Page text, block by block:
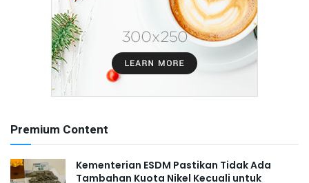
Premium Content
Kementerian ESDM Pastikan Tidak Ada
Tambahan Kuota Nikel Kecuali untuk